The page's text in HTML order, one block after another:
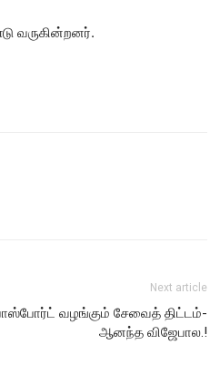
வருகின்றனர்.
Next article
வழங்கும் சேவைத் திட்டம்-
ஆனந்த விஜேபால.!